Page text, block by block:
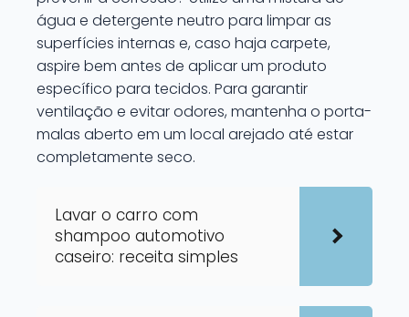
água e detergente neutro para limpar as
superfícies internas e, caso haja carpete,
aspire bem antes de aplicar um produto
específico para tecidos. Para garantir
ventilação e evitar odores, mantenha o porta-
malas aberto em um local arejado até estar
completamente seco.
Lavar o carro com
shampoo automotivo
caseiro: receita simples